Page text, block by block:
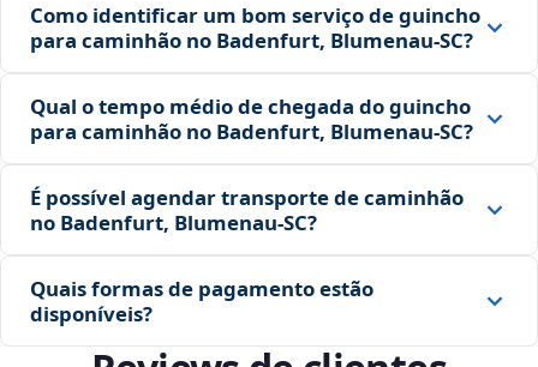
Como identificar um bom serviço de guincho
para caminhão no Badenfurt, Blumenau‑SC?
Qual o tempo médio de chegada do guincho
para caminhão no Badenfurt, Blumenau‑SC?
É possível agendar transporte de caminhão
no Badenfurt, Blumenau‑SC?
Quais formas de pagamento estão
disponíveis?